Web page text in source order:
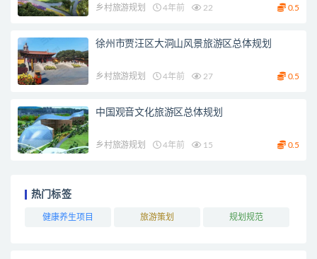
乡村旅游规划 4年前 22 0.5
徐州市贾汪区大洞山风景旅游区总体规划
乡村旅游规划 4年前 27 0.5
中国观音文化旅游区总体规划
乡村旅游规划 4年前 15 0.5
热门标签
健康养生项目 旅游策划 规划规范